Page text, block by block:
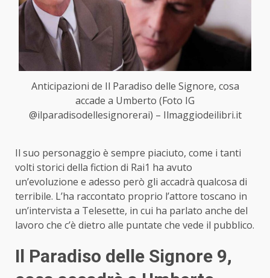
Anticipazioni de Il Paradiso delle Signore, cosa
accade a Umberto (Foto IG
@ilparadisodellesignorerai) – Ilmaggiodeilibri.it
Il suo personaggio è sempre piaciuto, come i tanti
volti storici della fiction di Rai1 ha avuto
un’evoluzione e adesso però gli accadrà qualcosa di
terribile. L’ha raccontato proprio l’attore toscano in
un’intervista a Telesette, in cui ha parlato anche del
lavoro che c’è dietro alle puntate che vede il pubblico.
Il Paradiso delle Signore 9,